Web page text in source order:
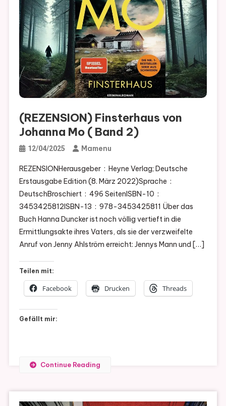
(REZENSION) Finsterhaus von
Johanna Mo ( Band 2)
12/04/2025 Mamenu
REZENSIONHerausgeber ‏ : ‎ Heyne Verlag; Deutsche
Erstausgabe Edition (8. März 2022)Sprache ‏ : ‎
DeutschBroschiert ‏ : ‎ 496 SeitenISBN-10 ‏ : ‎
3453425812ISBN-13 ‏ : ‎ 978-3453425811 Über das
Buch Hanna Duncker ist noch völlig vertieft in die
Ermittlungsakte ihres Vaters, als sie der verzweifelte
Anruf von Jenny Ahlström erreicht: Jennys Mann und […]
Teilen mit:
Facebook Drucken Threads
Gefällt mir:
Continue Reading